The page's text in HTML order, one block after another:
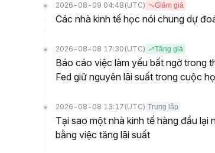
2026-08-09 04:48 (UTC) Giảm giá
Các nhà kinh tế học nói chung dự
2026-08-08 17:30 (UTC) Tăng giá
Báo cáo việc làm yếu bất ngờ trong
Fed giữ nguyên lãi suất trong cuộc
2026-08-08 13:17 (UTC) Trung lập
Tại sao một nhà kinh tế hàng đầu
bằng việc tăng lãi suất